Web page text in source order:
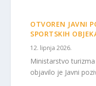
OTVOREN JAVNI
SPORTSKIH
12. lipnja 2026.
Ministarstvo
objavilo je Javni